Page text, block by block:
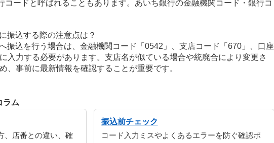
コードと呼ばれることもあります。あいち銀行の金融機関コード・銀行コ
振込する際の注意点は？
振込を行う場合は、金融機関コード「0542」、支店コード「670」、口座
入力する必要があります。支店名が似ている場合や統廃合により変更さ
、事前に最新情報を確認することが重要です。
ラム
、店番との違い、確
振込前チェック
コード入力ミスやよくあるエラーを防ぐ確認ポ